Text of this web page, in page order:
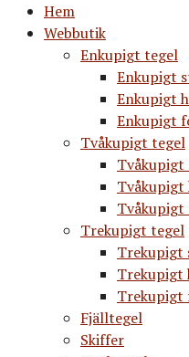
Hem
Webbutik
Enkupigt tegel
Enkupigt
Enkupigt
Enkupigt
Tvåkupigt tegel
Tvåkupigt
Tvåkupigt
Trekupigt tegel
Trekupigt
Trekupigt
Trekupigt
Fjälltegel
Skiffer